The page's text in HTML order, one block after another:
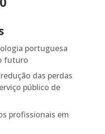
portuguesa
futuro
das perdas
público de
profissionais em